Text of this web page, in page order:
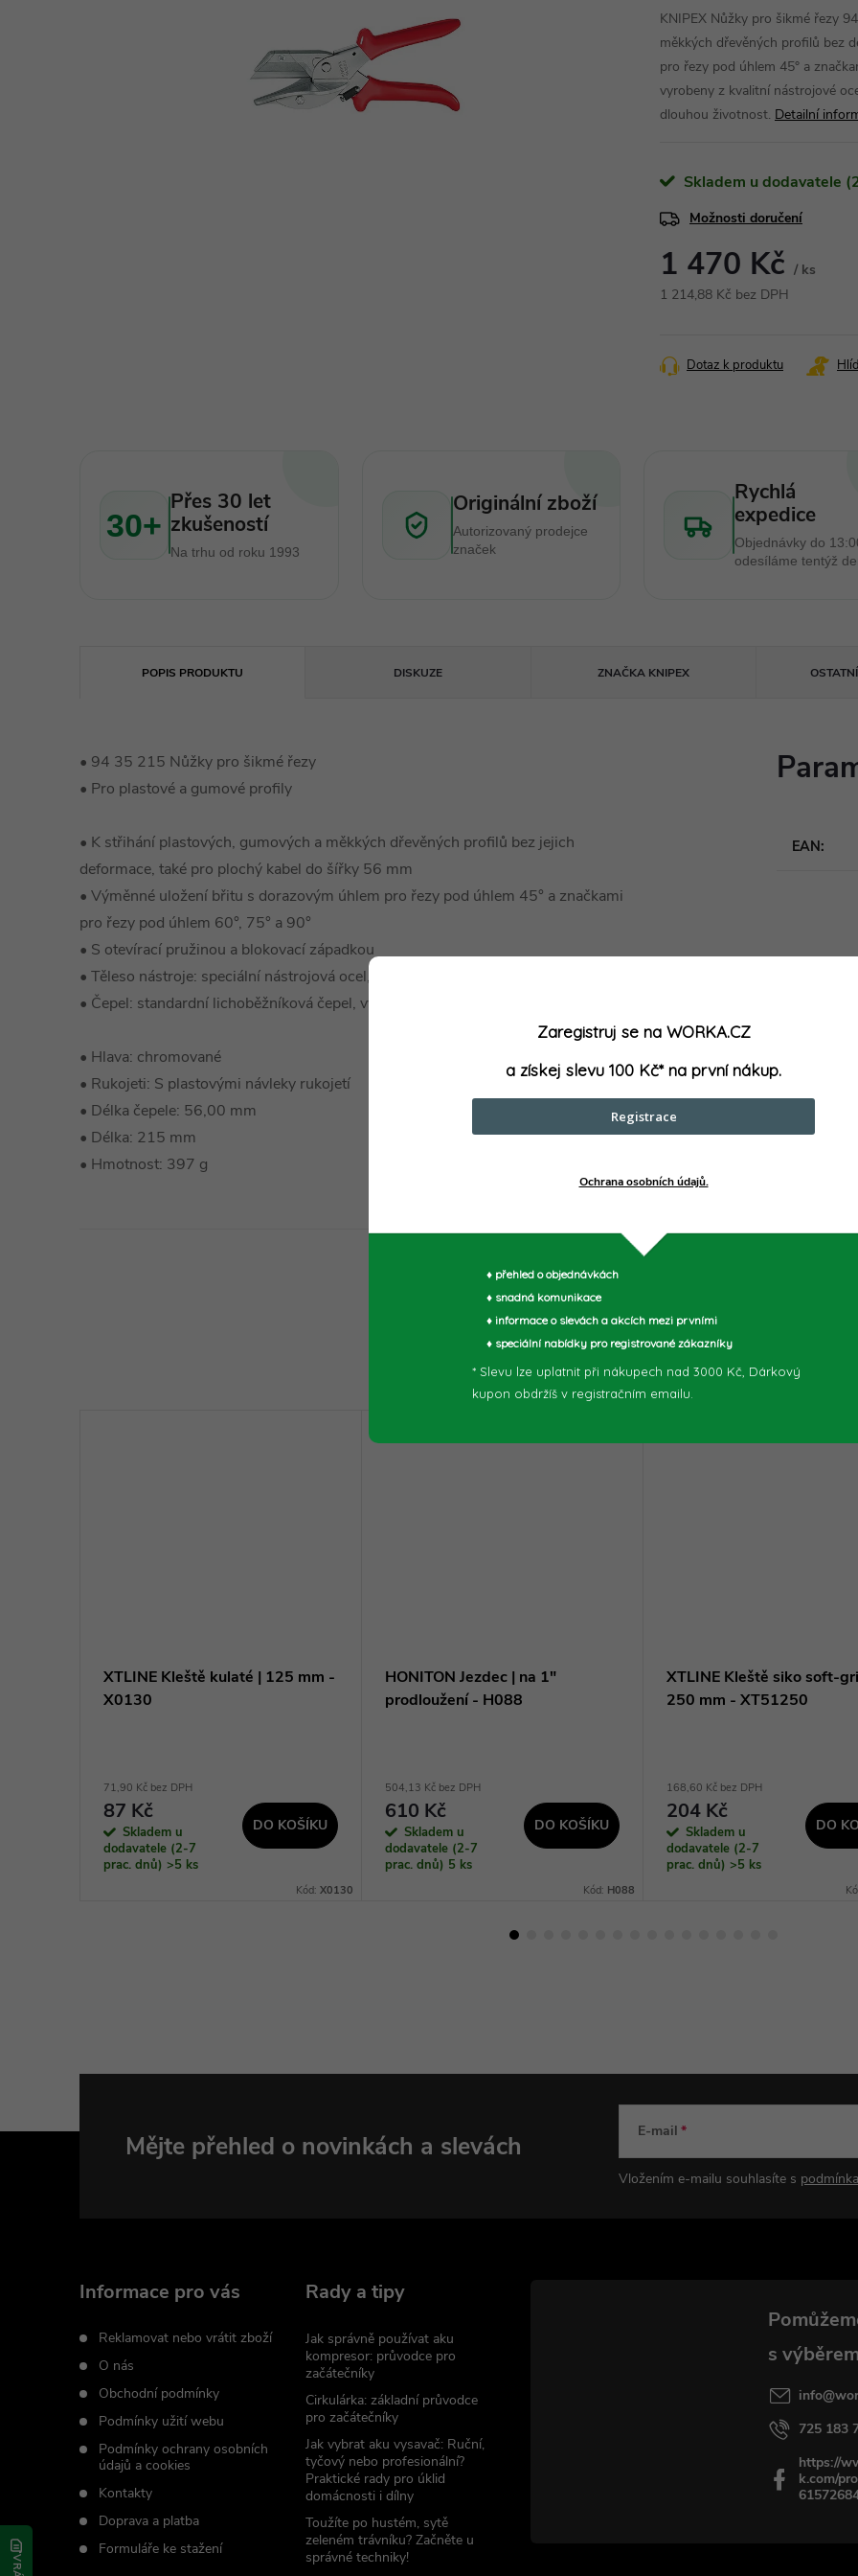
KNIPEX Nůžky pro šikmé řezy
měkkých dřevěných profilů bez
pro řezy pod úhlem 45° a
vyrobeny z kvalitní nástrojové
dlouhou životnost. Detailní
Skladem u dodavatele
Možnosti doručení
1 470 Kč / ks
1 214,88 Kč bez DPH
Dotaz k produktu
30+
Přes 30 let
zkušeností
Na trhu od roku 1993
Originální zboží
Autorizovaný prodejce
značek
Rychlá
expedice
Objednávky do
odesíláme tentýž
POPIS PRODUKTU DISKUZE ZNAČKA KNIPEX
• 94 35 215 Nůžky pro šikmé řezy
• Pro plastové a gumové profily
• K střihání plastových, gumových a měkkých dřevěných profilů bez jejich
deformace, také pro plochý kabel do šířky 56 mm
• Výměnné uložení břitu s dorazovým úhlem pro řezy pod úhlem 45° a značkami
pro řezy pod úhlem 60°, 75° a 90°
• S otevírací pružinou a blokovací západkou
• Těleso nástroje: speciální nástrojová ocel, válcovaná, kalená v oleji
• Čepel: standardní lichoběžníková čepel, vyměnitelná
• Hlava: chromované
• Rukojeti: S plastovými návleky rukojetí
• Délka čepele: 56,00 mm
• Délka: 215 mm
• Hmotnost: 397 g
EAN:
Technické parametry může výrobce změnit bez předchozího upozornění. Obrázky mají ilustrační
XTLINE Kleště kulaté | 125 mm -
X0130
71,90 Kč bez DPH
87 Kč
Skladem u
dodavatele (2-7
prac. dnů) >5 ks
DO KOŠÍKU
Kód: X0130
HONITON Jezdec | na 1"
prodloužení - H088
504,13 Kč bez DPH
610 Kč
Skladem u
dodavatele (2-7
prac. dnů) 5 ks
DO KOŠÍKU
Kód: H088
XTLINE Kleště siko soft-
250 mm - XT51250
168,60 Kč bez DPH
204 Kč
Skladem u
dodavatele (2-7
prac. dnů) >5 ks
DO
Mějte přehled o novinkách a slevách E-mail
Vložením e-mailu souhlasíte s
Informace pro vás
Reklamovat nebo vrátit zboží
O nás
Obchodní podmínky
Podmínky užití webu
Podmínky ochrany osobních
údajů a cookies
Kontakty
Doprava a platba
Formuláře ke stažení
Rady a tipy
Jak správně používat aku
kompresor: průvodce pro
začátečníky
Cirkulárka: základní průvodce
pro začátečníky
Jak vybrat aku vysavač: Ruční,
tyčový nebo profesionální?
Praktické rady pro úklid
domácnosti i dílny
Toužíte po hustém, sytě
zeleném trávníku? Začněte u
správné techniky!
info@
725 183
https://
k.com/
Zaregistruj se na WORKA.CZ
a získej slevu 100 Kč* na první nákup.
Registrace
Ochrana osobních údajů.
♦ přehled o objednávkách
♦ snadná komunikace
♦ informace o slevách a akcích mezi prvními
♦ speciální nabídky pro registrované zákazníky
* Slevu lze uplatnit při nákupech nad 3000 Kč, Dárkový
kupon obdržíš v registračním emailu.